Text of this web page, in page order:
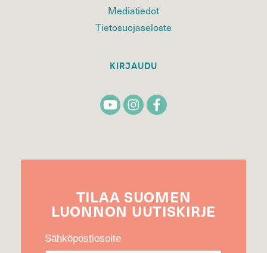
Mediatiedot
Tietosuojaseloste
KIRJAUDU
TILAA SUOMEN
LUONNON UUTIS­KIRJE
Sähköpostiosoite